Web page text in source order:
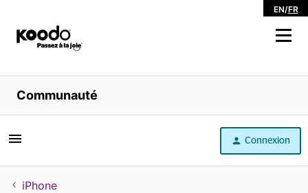
EN/FR
Magasiner
Libre service
Aide
Communauté
Connexion
iPhone